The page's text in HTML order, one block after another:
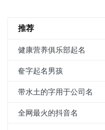
推荐
健康营养俱乐部起名
奞字起名男孩
带水土的字用于公司名
全网最火的抖音名